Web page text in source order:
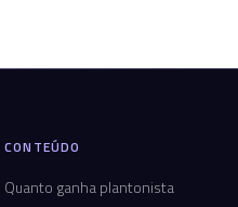
CONTEÚDO
Quanto ganha plantonista